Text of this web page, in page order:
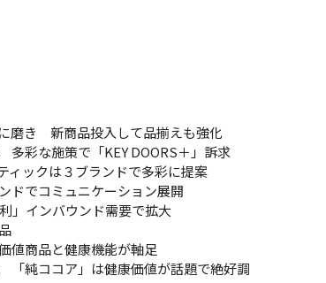
磨き 新商品投入して品揃えも強化
彩な施策で「KEY DOORS＋」訴求
ックは３ブランドで多彩に提案
ドでコミュニケーション展開
」インバウンド需要で拡大
値商品と健康機能が軸足
純ココア」は健康価値が話題で絶好調